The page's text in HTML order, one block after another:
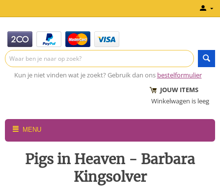
Kun je niet vinden wat je zoekt? Gebruik dan ons bestelformulier
JOUW ITEMS
Winkelwagen is leeg
MENU
Pigs in Heaven - Barbara
Kingsolver